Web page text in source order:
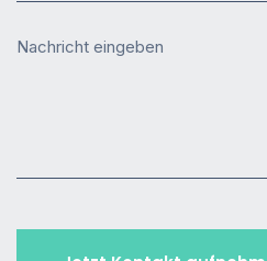
Nachricht eingeben